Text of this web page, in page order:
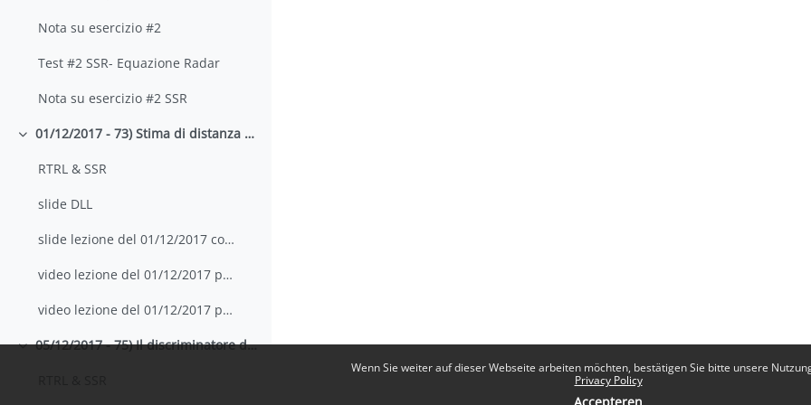
Wenn Sie weiter auf dieser Webseite arbeiten möchten, bestätigen Sie bitte unsere
Privacy Policy
Nota su esercizio #2
Test #2 SSR- Equazione Radar
Nota su esercizio #2 SSR
Einklappen 01/12/2017 - 73) Stima di distanza ed Early-Late gate; 74) il discriminatore del loop DLL
RTRL & SSR
slide DLL
slide lezione del 01/12/2017 con appunti
video lezione del 01/12/2017 parte 1
video lezione del 01/12/2017 parte 2
05/12/2017 - 75) Il discriminatore del DLL; 76) Anello di aggancio del tempo di ritardo